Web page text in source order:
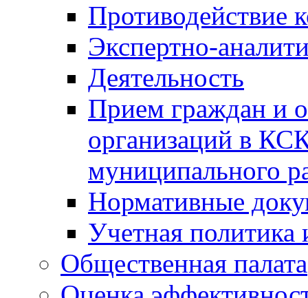
Противодействие
Экспертно-
Деятельность
Прием граждан и
организаций в
муниципального
Нормативные
Учетная политика
Общественная палата